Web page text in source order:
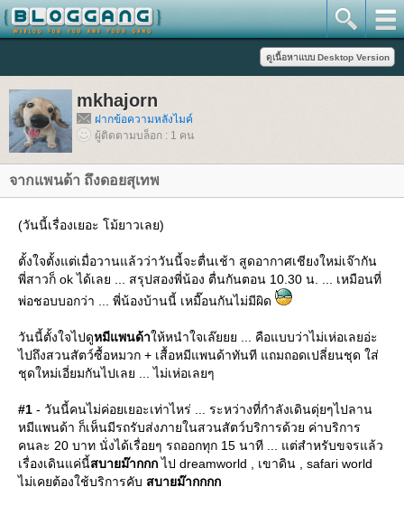
mkhajorn
ฝากข้อความหลังไมค์
ผู้ติดตามบล็อก : 1 คน
จากแพนด้า ถึงดอยสุเทพ
(วันนี้เรื่องเยอะ โม้ยาวเลย)
ตั้งใจตั้งแต่เมื่อวานแล้วว่าวันนี้จะตื่นเช้า สูดอากาศเชียงใหม่เจ๊ากัน
พี่สาวก็ ok ได้เลย ... สรุปสองพี่น้อง ตื่นกันตอน 10.30 น. ... เหมือนที่
พ่อชอบบอกว่า ... พี่น้องบ้านนี้ เหมื๊อนกันไม่มีผิด
วันนี้ตั้งใจไปดูหมีแพนด้าห้หนำใจเล๊ยยย ... คือแบบว่าไม่เห่อเลยอ่ะ
ไปถึงสวนสัตว์ซื้อหมวก + เสื้อหมีแพนด้าทันที แถมถอดเปลี่ยนชุด ใส่
ชุดใหม่เอี่ยมกันไปเลย ... ไม่เห่อเลยๆ
#1 - วันนี้คนไม่ค่อยเยอะเท่าไหร่ ... ระหว่างที่กำลังเดินดุ่ยๆไปลาน
หมีแพนด้า ก็เห็นมีรถรับส่งภายในสวนสัตว์บริการด้วย ค่าบริการ
คนละ 20 บาท นั่งได้เรื่อยๆ รถออกทุก 15 นาที ... แต่สำหรับขจรแล้ว
เรื่องเดินแค่นี้สบายม๊ากกกไป dreamworld , เขาดิน , safari world
ไม่เคยต้องใช้บริการคับ สบายม๊ากกกก